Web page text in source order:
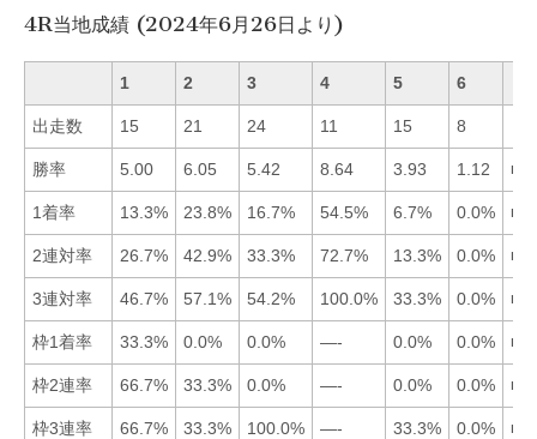
4R当地成績 (2024年6月26日より)
1 2 3 4 5 6
出走数 15 21 24 11 15 8
勝率 5.00 6.05 5.42 8.64 3.93 1.12
1着率 13.3% 23.8% 16.7% 54.5% 6.7% 0.0%
2連対率 26.7% 42.9% 33.3% 72.7% 13.3% 0.0%
3連対率 46.7% 57.1% 54.2% 100.0% 33.3% 0.0%
枠1着率 33.3% 0.0% 0.0% —- 0.0% 0.0%
枠2連率 66.7% 33.3% 0.0% —- 0.0% 0.0%
枠3連率 66.7% 33.3% 100.0% —- 33.3% 0.0%